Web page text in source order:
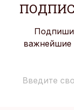
важнейшие